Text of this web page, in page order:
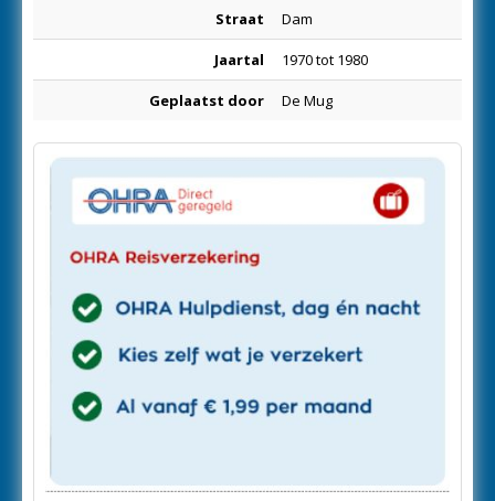
Straat Dam
Jaartal 1970 tot 1980
Geplaatst door De Mug